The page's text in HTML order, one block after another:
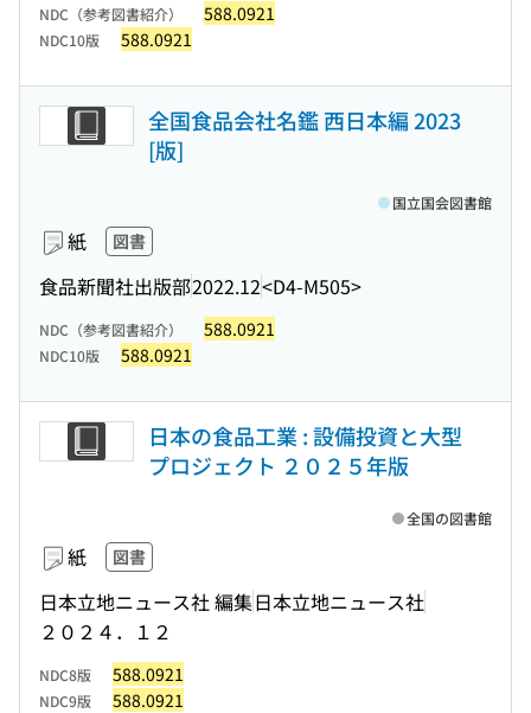
NDC（参考図書紹介） 588.0921
NDC10版 588.0921
全国食品会社名鑑 西日本編 2023
[版]
紙 図書
食品新聞社出版部2022.12<D4-M505>
国立国会図書館
NDC（参考図書紹介） 588.0921
NDC10版 588.0921
日本の食品工業 : 設備投資と大型
プロジェクト ２０２５年版
紙 図書
日本立地ニュース社 編集日本立地ニュース社
２０２４．１２
全国の図書館
NDC8版 588.0921
NDC9版 588.0921